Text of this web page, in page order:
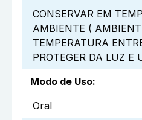
CONSERVAR EM
AMBIENTE (
TEMPERATURA
PROTEGER DA LUZ E
Modo de Uso:
Oral